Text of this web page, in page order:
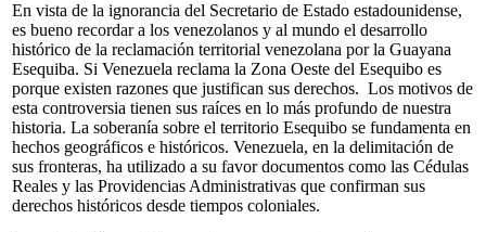
En vista de la ignorancia del Secretario de Estado estadounidense,
es bueno recordar a los venezolanos y al mundo el desarrollo
histórico de la reclamación territorial venezolana por la Guayana
Esequiba. Si Venezuela reclama la Zona Oeste del Esequibo es
porque existen razones que justifican sus derechos. Los motivos de
esta controversia tienen sus raíces en lo más profundo de nuestra
historia. La soberanía sobre el territorio Esequibo se fundamenta en
hechos geográficos e históricos. Venezuela, en la delimitación de
sus fronteras, ha utilizado a su favor documentos como las Cédulas
Reales y las Providencias Administrativas que confirman sus
derechos históricos desde tiempos coloniales.